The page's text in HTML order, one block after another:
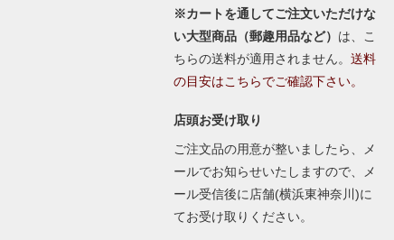
※カートを通してご注文いただけな
い大型商品（郵趣用品など） は、こ
ちらの送料が適用されません。 送料
の目安はこちらでご確認下さい。
店頭お受け取り
ご注文品の用意が整いましたら、メ
ールでお知らせいたしますので、メ
ール受信後に店舗(横浜東神奈川)に
てお受け取りください。